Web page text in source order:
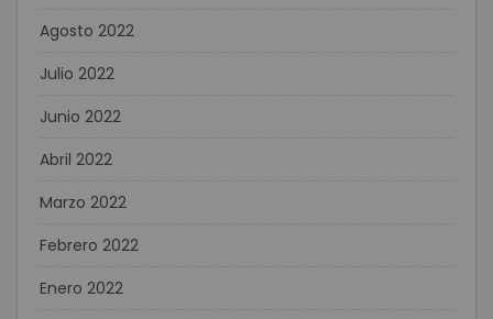
Agosto 2022
Julio 2022
Junio 2022
Abril 2022
Marzo 2022
Febrero 2022
Enero 2022